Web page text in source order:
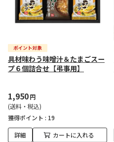
具材味わう味噌汁＆たまごスー
プ６個詰合せ【弔事用】
1,950円
(送料・税込)
獲得ポイント : 19
詳細 カートに入れる